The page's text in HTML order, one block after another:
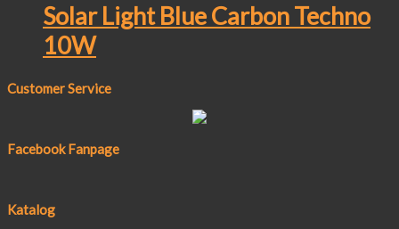
Solar Light Blue Carbon Techno
10W
Customer Service
Facebook Fanpage
Katalog